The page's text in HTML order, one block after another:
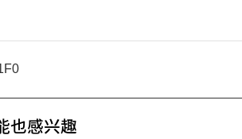
也感兴趣